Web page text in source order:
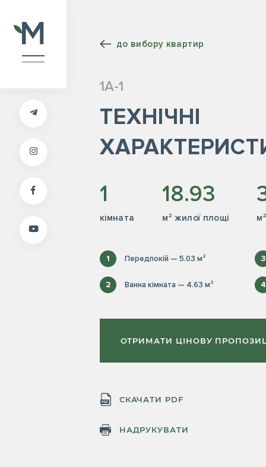
до вибору квартир
1А-1
ТЕХНІЧНІ
1
кiмната
18.93
м² жилої площі
1 Передпокій — 5.03 м²
2 Ванна кімната — 4.63 м²
3
4
ОТРИМАТИ ЦІНОВУ
СКАЧАТИ PDF
НАДРУКУВАТИ